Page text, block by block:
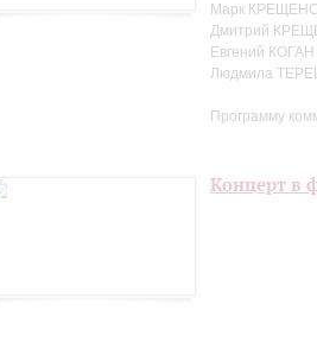
Марк
Дмитрий
Евгений
Людмила
Программу
Концерт в